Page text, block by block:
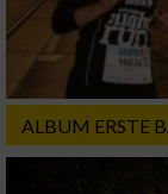
ALBUM ERSTE